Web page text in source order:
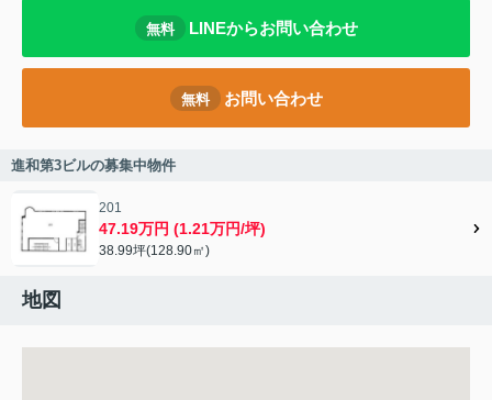
無料 LINEからお問い合わせ
無料 お問い合わせ
進和第3ビルの募集中物件
201
47.19万円 (1.21万円/坪)
38.99坪(128.90㎡)
地図